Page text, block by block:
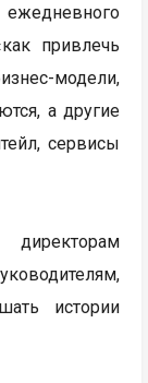
привлечь
модели,
а другие
сервисы
истории